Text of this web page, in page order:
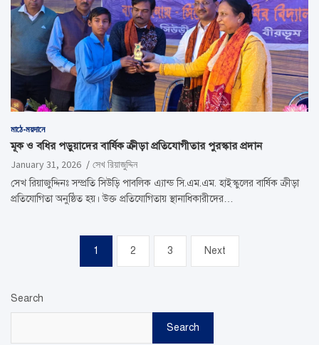
মাঠে-ময়দানে
মূক ও বধির পড়ুয়াদের বার্ষিক ক্রীড়া প্রতিযোগীতার পুরস্কার প্রদান
January 31, 2026
সেখ রিয়াজুদ্দিন
সেখ রিয়াজুদ্দিনঃ সম্প্রতি সিউড়ি পাবলিক এ্যান্ড সি.এম.এম. হাইস্কুলের বার্ষিক ক্রীড়া
প্রতিযোগিতা অনুষ্ঠিত হয়। উক্ত প্রতিযোগিতায় স্থানাধিকারীদের…
pagination
1 2 3 Next
Search
Search